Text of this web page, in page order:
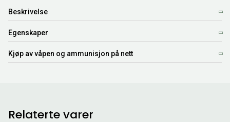
Beskrivelse
Egenskaper
Kjøp av våpen og ammunisjon på nett
Relaterte varer